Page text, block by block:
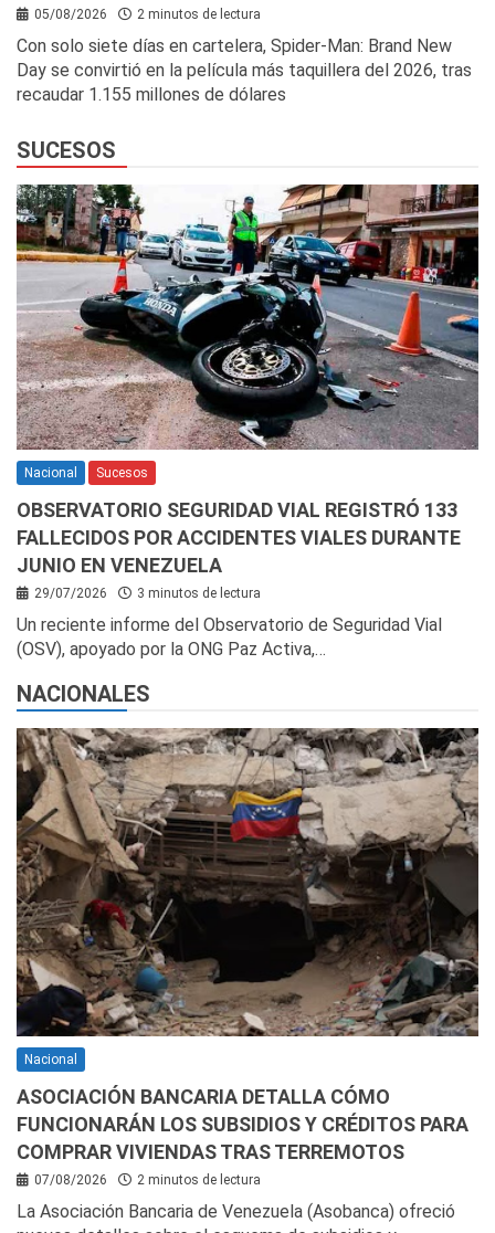
05/08/2026 2 minutos de lectura
Con solo siete días en cartelera, Spider-Man: Brand New
Day se convirtió en la película más taquillera del 2026, tras
recaudar 1.155 millones de dólares
SUCESOS
Nacional Sucesos
OBSERVATORIO SEGURIDAD VIAL REGISTRÓ 133
FALLECIDOS POR ACCIDENTES VIALES DURANTE
JUNIO EN VENEZUELA
29/07/2026 3 minutos de lectura
Un reciente informe del Observatorio de Seguridad Vial
(OSV), apoyado por la ONG Paz Activa,…
NACIONALES
Nacional
ASOCIACIÓN BANCARIA DETALLA CÓMO
FUNCIONARÁN LOS SUBSIDIOS Y CRÉDITOS PARA
COMPRAR VIVIENDAS TRAS TERREMOTOS
07/08/2026 2 minutos de lectura
La Asociación Bancaria de Venezuela (Asobanca) ofreció